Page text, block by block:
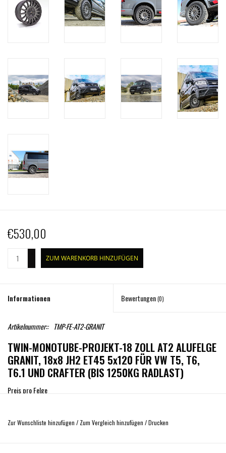
€530,00
ZUM WARENKORB HINZUFÜGEN
Informationen Bewertungen(0)
Artikelnummer:: TMP-FE-AT2-GRANIT
TWIN-MONOTUBE-PROJEKT-18 ZOLL AT2 ALUFELGE
GRANIT, 18x8 JH2 ET45 5x120 FÜR VW T5, T6,
T6.1 UND CRAFTER (BIS 1250KG RADLAST)
Preis pro Felge
den VW T6.1 auch mit der großen 17 Zoll-Bremse. Es sind keine
Zur Wunschliste hinzufügen / Zum Vergleich hinzufügen /Drucken